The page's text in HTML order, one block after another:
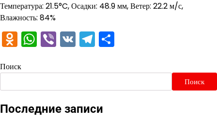
Температура: 21.5°C, Осадки: 48.9 мм, Ветер: 22.2 м/с,
Влажность: 84%
Odnoklassniki
WhatsApp
Viber
VKTelegram
Поиск
Поиск
Последние записи